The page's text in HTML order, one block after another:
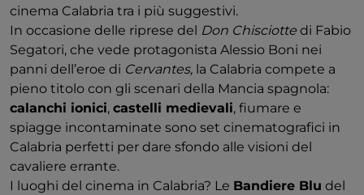
cinema Calabria tra i più suggestivi.
In occasione delle riprese del Don Chisciotte di Fabio
Segatori, che vede protagonista Alessio Boni nei
panni dell’eroe di Cervantes, la Calabria compete a
pieno titolo con gli scenari della Mancia spagnola:
calanchi ionici, castelli medievali, fiumare e
spiagge incontaminate sono set cinematografici in
Calabria perfetti per dare sfondo alle visioni del
cavaliere errante.
I luoghi del cinema in Calabria? Le Bandiere Blu del